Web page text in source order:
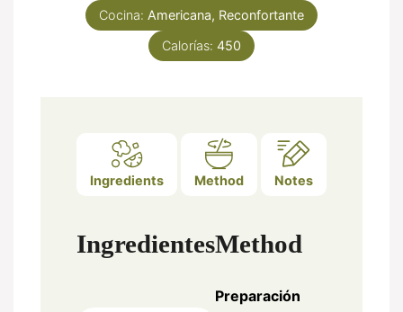
Cocina: Americana, Reconfortante
Calorías: 450
Ingredients Method Notes
IngredientesMethod
Preparación